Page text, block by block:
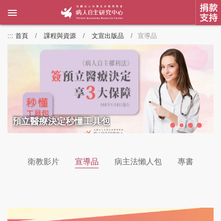
::: 首頁 課程與資源 文宣出版品 宣導品
預立醫療決定秒懂工具包
衛教影片 宣導品 病主法懶人包 專書